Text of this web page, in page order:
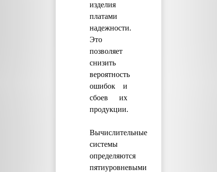
изделия
платами
надежности.
Это
позволяет
снизить
вероятность
ошибок и
сбоев их
продукции.
Вычислительные
системы
определяются
пятиуровневыми